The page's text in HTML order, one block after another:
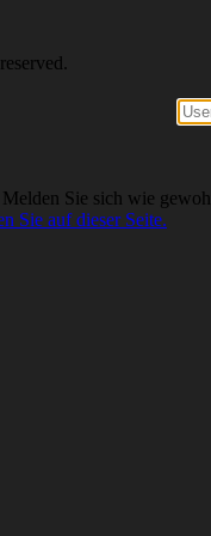
Sie sich wie
Sie auf dieser Seite.